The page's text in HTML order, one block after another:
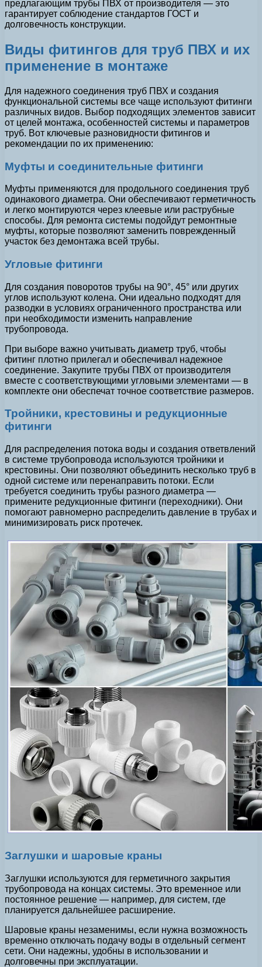
предлагающим трубы ПВХ от производителя — это
гарантирует соблюдение стандартов ГОСТ и
долговечность конструкции.
Виды фитингов для труб ПВХ и их
применение в монтаже
Для надежного соединения труб ПВХ и создания
функциональной системы все чаще используют фитинги
различных видов. Выбор подходящих элементов зависит
от целей монтажа, особенностей системы и параметров
труб. Вот ключевые разновидности фитингов и
рекомендации по их применению:
Муфты и соединительные фитинги
Муфты применяются для продольного соединения труб
одинакового диаметра. Они обеспечивают герметичность
и легко монтируются через клеевые или раструбные
способы. Для ремонта системы подойдут ремонтные
муфты, которые позволяют заменить поврежденный
участок без демонтажа всей трубы.
Угловые фитинги
Для создания поворотов трубы на 90°, 45° или других
углов используют колена. Они идеально подходят для
разводки в условиях ограниченного пространства или
при необходимости изменить направление
трубопровода.
При выборе важно учитывать диаметр труб, чтобы
фитинг плотно прилегал и обеспечивал надежное
соединение. Закупите трубы ПВХ от производителя
вместе с соответствующими угловыми элементами — в
комплекте они обеспечат точное соответствие размеров.
Тройники, крестовины и редукционные
фитинги
Для распределения потока воды и создания ответвлений
в системе трубопровода используются тройники и
крестовины. Они позволяют объединить несколько труб в
одной системе или перенаправить потоки. Если
требуется соединить трубы разного диаметра —
примените редукционные фитинги (переходники). Они
помогают равномерно распределить давление в трубах и
минимизировать риск протечек.
Заглушки и шаровые краны
Заглушки используются для герметичного закрытия
трубопровода на концах системы. Это временное или
постоянное решение — например, для систем, где
планируется дальнейшее расширение.
Шаровые краны незаменимы, если нужна возможность
временно отключать подачу воды в отдельный сегмент
сети. Они надежны, удобны в использовании и
долговечны при эксплуатации.